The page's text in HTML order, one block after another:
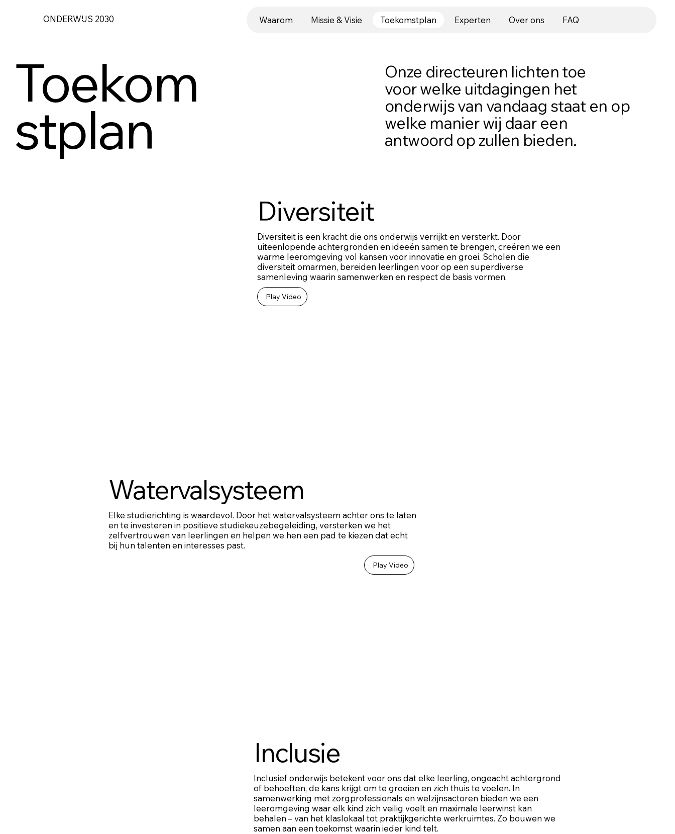
ONDERWIJS 2030 Waarom Missie & Visie Toekomstplan Experten Over ons FAQ
Toekom
stplan
Onze directeuren lichten toe
voor welke uitdagingen het
onderwijs van vandaag staat en op
welke manier wij daar een
antwoord op zullen bieden.
Inclusie
Inclusief onderwijs betekent voor ons dat elke leerling, ongeacht achtergrond
of behoeften, de kans krijgt om te groeien en zich thuis te voelen. In
samenwerking met zorgprofessionals en welzijnsactoren bieden we een
leeromgeving waar elk kind zich veilig voelt en maximale leerwinst kan
behalen – van het klaslokaal tot praktijkgerichte werkruimtes. Zo bouwen we
samen aan een toekomst waarin ieder kind telt.
Diversiteit
Diversiteit is een kracht die ons onderwijs verrijkt en versterkt. Door
uiteenlopende achtergronden en ideeën samen te brengen, creëren we een
warme leeromgeving vol kansen voor innovatie en groei. Scholen die
diversiteit omarmen, bereiden leerlingen voor op een superdiverse
samenleving waarin samenwerken en respect de basis vormen.
Play Video
Watervalsysteem
Elke studierichting is waardevol. Door het watervalsysteem achter ons te laten
en te investeren in positieve studiekeuzebegeleiding, versterken we het
zelfvertrouwen van leerlingen en helpen we hen een pad te kiezen dat echt
bij hun talenten en interesses past.
Play Video